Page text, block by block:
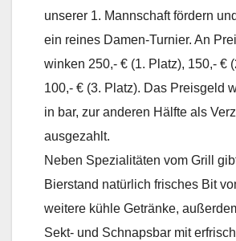
unserer 1. Mannschaft fördern
ein reines Damen-Turnier. An
winken 250,- € (1. Platz), 150,- €
100,- € (3. Platz). Das Preisgeld
in bar, zur anderen Hälfte als
ausgezahlt.
Neben Spezialitäten vom Grill
Bierstand natürlich frisches Bit
weitere kühle Getränke,
Sekt- und Schnapsbar mit